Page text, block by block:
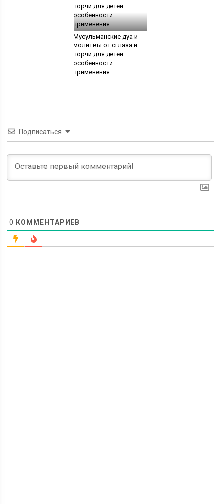
Мусульманские дуа и
молитвы от сглаза и
порчи для детей –
особенности
применения
Подписаться
0 КОММЕНТАРИЕВ